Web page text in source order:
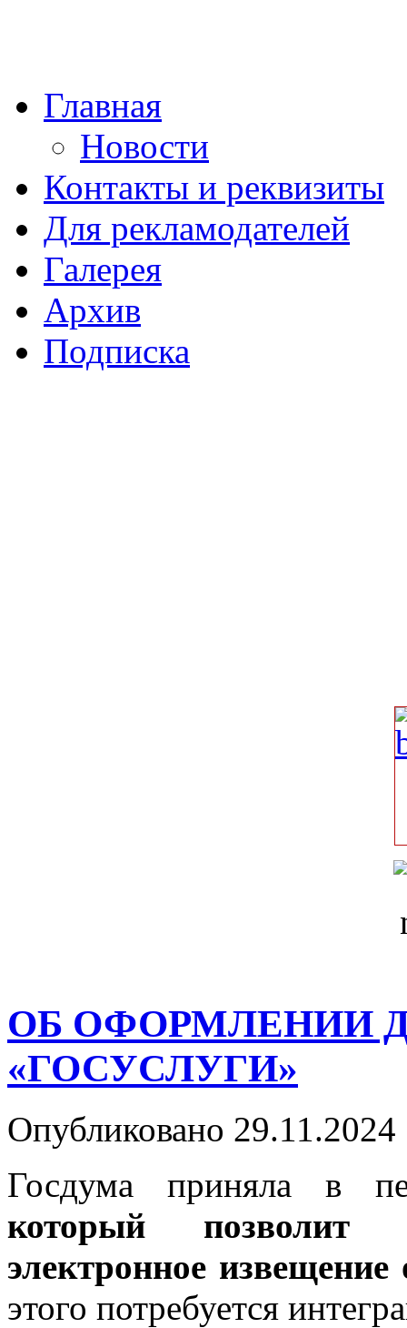
Главная
Новости
Контакты и реквизиты
Для рекламодателей
Галерея
Архив
Подписка
ОБ ОФОРМЛЕНИИ
«ГОСУСЛУГИ»
Опубликовано 29.11.2024
Госдума приняла в
который позволит
электронное
этого потребуется